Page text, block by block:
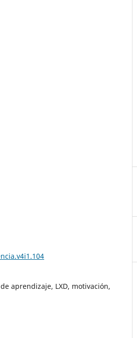
aprendizaje, LXD, motivación,